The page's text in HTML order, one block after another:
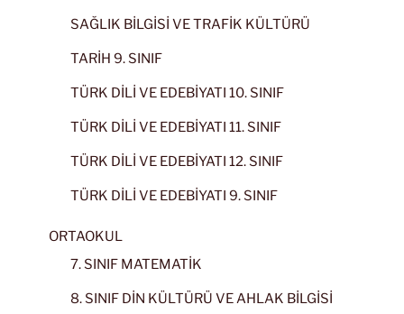
SAĞLIK BİLGİSİ VE TRAFİK KÜLTÜRÜ
TARİH 9. SINIF
TÜRK DİLİ VE EDEBİYATI 10. SINIF
TÜRK DİLİ VE EDEBİYATI 11. SINIF
TÜRK DİLİ VE EDEBİYATI 12. SINIF
TÜRK DİLİ VE EDEBİYATI 9. SINIF
ORTAOKUL
7. SINIF MATEMATİK
8. SINIF DİN KÜLTÜRÜ VE AHLAK BİLGİSİ